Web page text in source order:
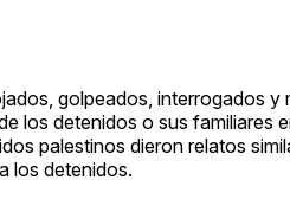
golpeados, interrogados
los detenidos o sus familiares
palestinos dieron relatos
los detenidos.